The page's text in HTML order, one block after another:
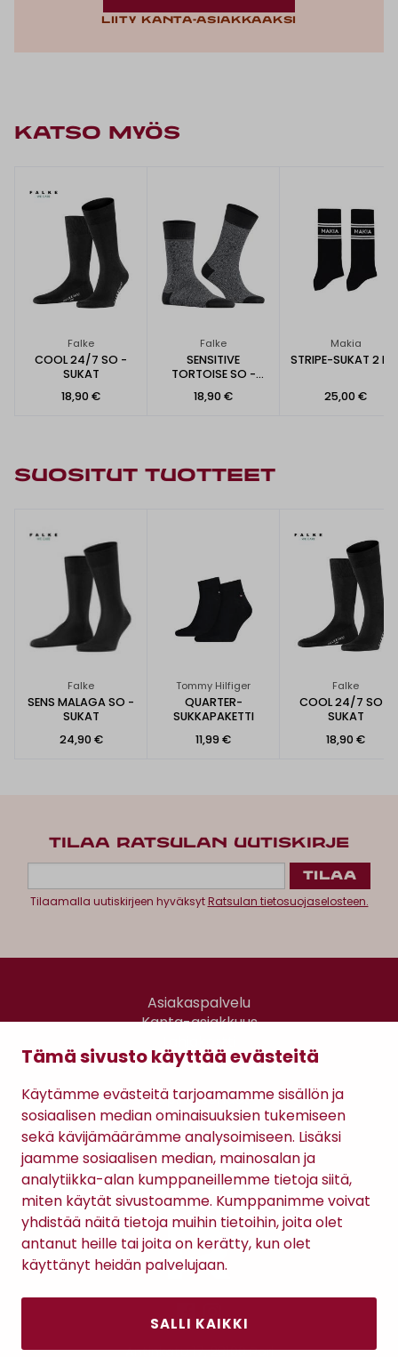
Tämä sivusto käyttää evästeitä
Käytämme evästeitä tarjoamamme sisällön ja
sosiaalisen median ominaisuuksien tukemiseen
sekä kävijämäärämme analysoimiseen. Lisäksi
jaamme sosiaalisen median, mainosalan ja
analytiikka-alan kumppaneillemme tietoja siitä,
miten käytät sivustoamme. Kumppanimme voivat
yhdistää näitä tietoja muihin tietoihin, joita olet
antanut heille tai joita on kerätty, kun olet
käyttänyt heidän palvelujaan.
SALLI KAIKKI
Liity kanta-asiakkaaksi
KATSO MYÖS
Falke
COOL 24/7 SO -
SUKAT
18,90 €
Falke
SENSITIVE
TORTOISE SO -
18,90 €
Makia
STRIPE-SUKAT 2
25,00 €
SUOSITUT TUOTTEET
Falke
SENS MALAGA SO -
SUKAT
24,90 €
Tommy Hilfiger
QUARTER-
SUKKAPAKETTI
11,99 €
Falke
COOL 24/7 SO -
SUKAT
18,90 €
TILAA RATSULAN UUTISKIRJE
Tilaamalla uutiskirjeen hyväksytRatsulan tietosuojaselosteen.
Asiakaspalvelu
Kanta-asiakkuus
Gomee Ratsula Café
Antinkatu 17, 28100 Pori
Sopimusehdot
Tietosuojaseloste
Maksutavat